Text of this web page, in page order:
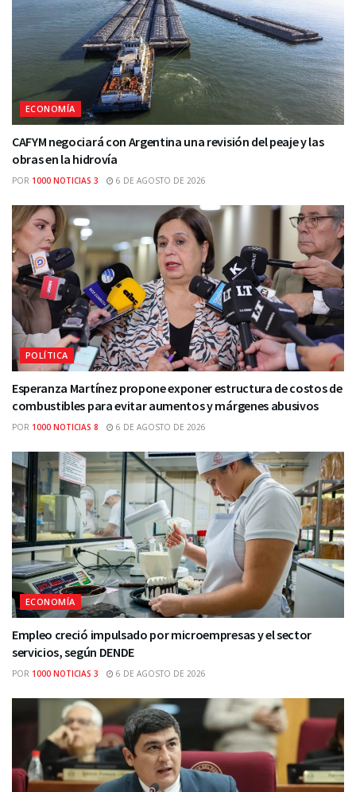
ECONOMÍA
CAFYM negociará con Argentina una revisión del peaje y las
obras en la hidrovía
POR 1000 NOTICIAS 3 6 DE AGOSTO DE 2026
POLÍTICA
Esperanza Martínez propone exponer estructura de costos de
combustibles para evitar aumentos y márgenes abusivos
POR 1000 NOTICIAS 8 6 DE AGOSTO DE 2026
ECONOMÍA
Empleo creció impulsado por microempresas y el sector
servicios, según DENDE
POR 1000 NOTICIAS 3 6 DE AGOSTO DE 2026